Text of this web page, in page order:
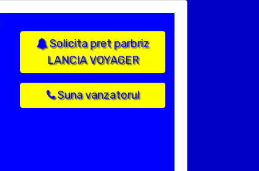
Solicita pret parbriz
LANCIA VOYAGER
Suna vanzatorul